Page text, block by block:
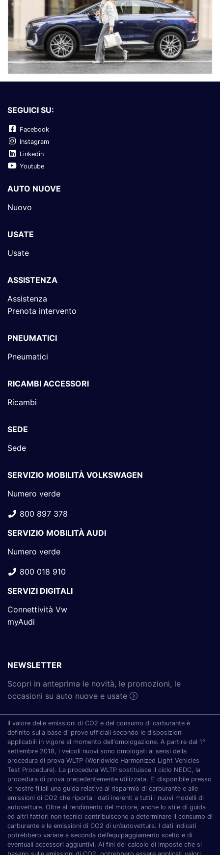
SEGUICI SU:
Facebook
Instagram
Linkedin
Youtube
AUTO NUOVE
Nuovo
USATE
Usate
ASSISTENZA
Assistenza
Prenota intervento
PNEUMATICI
Pneumatici
RICAMBI ACCESSORI
Ricambi
SEDE
Sede
SERVIZIO MOBILITÀ VOLKSWAGEN
Numero verde
800 897 378
SERVIZIO MOBILITÀ AUDI
Numero verde
800 018 910
SERVIZI DIGITALI
Connettività Vw
myAudi
NEWSLETTER
Scopri in anteprima le novità, le promozioni, le
occasioni su auto nuove e usate
Il valore delle emissioni di CO2 e del consumo di carburante è
definito sulla base di prove ufficiali secondo le disposizioni
applicabili in vigore al momento dell'omologazione. A partire dal 1°
settembre 2018, i veicoli nuovi sono omologati ai sensi della
procedura di prova WLTP (Worldwide Harmonized Light Vehicles
Test Procedure). La procedura WLTP sostituisce il ciclo NEDC, la
procedura di prova precedentemente utilizzata. E’ disponibile presso
le nostre filiali una guida relativa al risparmio di carburante e alle
emissioni di CO2 che riporta i dati inerenti a tutti i nuovi modelli di
autovetture. Oltre al rendimento del motore, anche lo stile di guida
ed altri fattori non tecnici contribuiscono a determinare il consumo di
carburante e le emissioni di CO2 di un’autovettura. I dati indicati
potrebbero variare a seconda dell’equipaggiamento scelto e di
eventuali accessori aggiuntivi. Ai fini del calcolo di imposte che si